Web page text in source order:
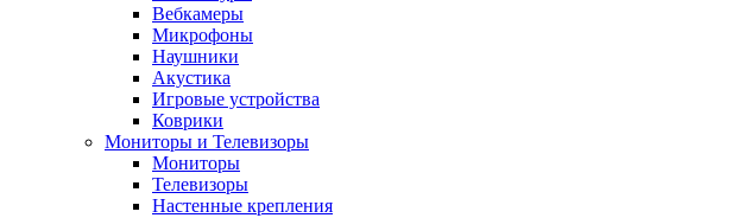
Вебкамеры
Микрофоны
Наушники
Акустика
Игровые устройства
Коврики
Мониторы и Телевизоры
Мониторы
Телевизоры
Настенные крепления